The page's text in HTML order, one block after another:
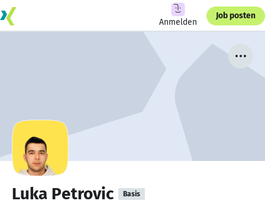
Anmelden
Job posten
Luka Petrovic Basis